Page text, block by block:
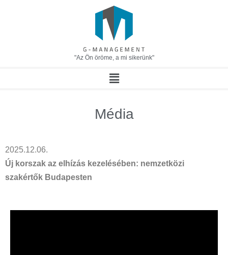
"Az Ön öröme, a mi sikerünk"
Média
2025.12.06.
Új korszak az elhízás kezelésében: nemzetközi
szakértők Budapesten